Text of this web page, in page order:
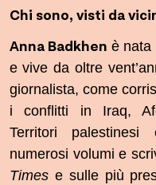
Chi sono, visti da
Anna Badkhen è nata
e vive da oltre
giornalista, come
i conflitti in Iraq,
Territori
numerosi volumi e
Timese sulle più